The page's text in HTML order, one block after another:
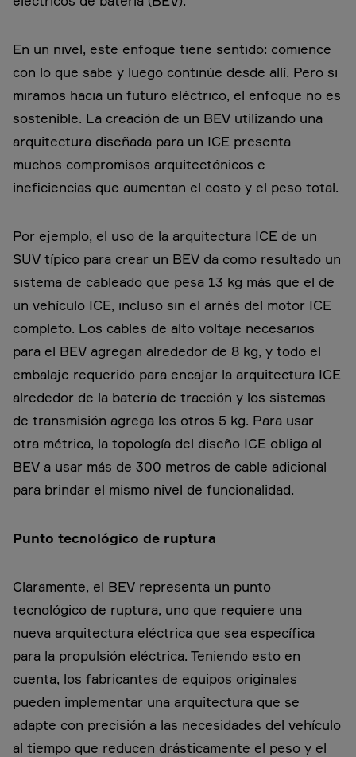
En un nivel, este enfoque tiene sentido: comience
con lo que sabe y luego continúe desde allí. Pero si
miramos hacia un futuro eléctrico, el enfoque no es
sostenible. La creación de un BEV utilizando una
arquitectura diseñada para un ICE presenta
muchos compromisos arquitectónicos e
ineficiencias que aumentan el costo y el peso total.
Por ejemplo, el uso de la arquitectura ICE de un
SUV típico para crear un BEV da como resultado un
sistema de cableado que pesa 13 kg más que el de
un vehículo ICE, incluso sin el arnés del motor ICE
completo. Los cables de alto voltaje necesarios
para el BEV agregan alrededor de 8 kg, y todo el
embalaje requerido para encajar la arquitectura ICE
alrededor de la batería de tracción y los sistemas
de transmisión agrega los otros 5 kg. Para usar
otra métrica, la topología del diseño ICE obliga al
BEV a usar más de 300 metros de cable adicional
para brindar el mismo nivel de funcionalidad.
Punto tecnológico de ruptura
Claramente, el BEV representa un punto
tecnológico de ruptura, uno que requiere una
nueva arquitectura eléctrica que sea específica
para la propulsión eléctrica. Teniendo esto en
cuenta, los fabricantes de equipos originales
pueden implementar una arquitectura que se
adapte con precisión a las necesidades del vehículo
al tiempo que reducen drásticamente el peso y el